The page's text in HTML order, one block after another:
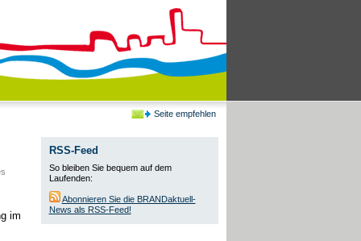
Seite empfehlen
im
RSS-Feed
So bleiben Sie bequem auf dem
Laufenden:
Abonnieren Sie die BRANDaktuell-
News als RSS-Feed!